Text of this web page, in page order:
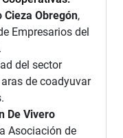
Obregón,
Empresarios del
del sector
de coadyuvar
De Vivero
Asociación de